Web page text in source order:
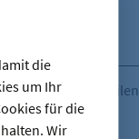
die
um Ihr
für die
Wir
Teilen